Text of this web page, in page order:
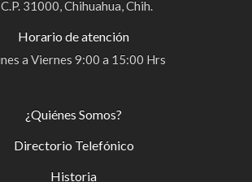
C.P. 31000, Chihuahua, Chih.
Horario de atención
a Viernes 9:00 a 15:00 Hrs
¿Quiénes Somos?
Directorio Telefónico
Historia